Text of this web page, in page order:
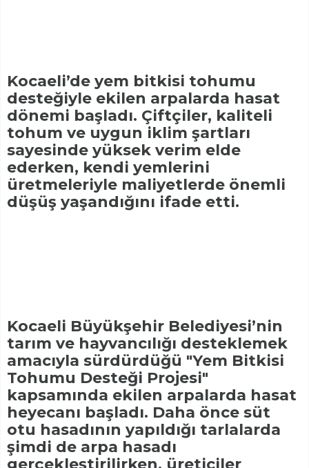
Kocaeli’de yem bitkisi tohumu
desteğiyle ekilen arpalarda hasat
dönemi başladı. Çiftçiler, kaliteli
tohum ve uygun iklim şartları
sayesinde yüksek verim elde
ederken, kendi yemlerini
üretmeleriyle maliyetlerde önemli
düşüş yaşandığını ifade etti.
Kocaeli Büyükşehir Belediyesi’nin
tarım ve hayvancılığı desteklemek
amacıyla sürdürdüğü "Yem Bitkisi
Tohumu Desteği Projesi"
kapsamında ekilen arpalarda hasat
heyecanı başladı. Daha önce süt
otu hasadının yapıldığı tarlalarda
şimdi de arpa hasadı